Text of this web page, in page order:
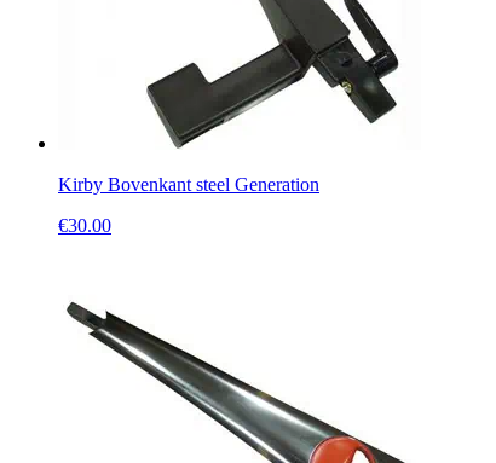
Kirby Bovenkant steel Generation
€30.00